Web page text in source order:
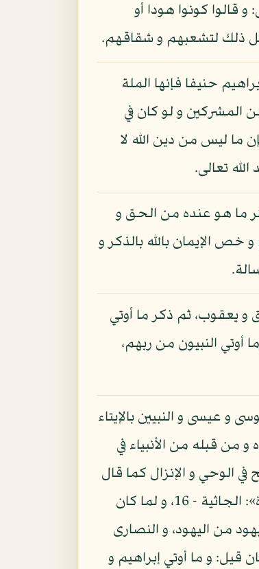
قالوا كونوا هودا أو
كل ذلك لتشعبهم و شقاقهم.
حنيفا فإنها الملة
المشركين و لو كان في
ما ليس من دين الله لا
تعالى.
ذكر ما هو عنده من الحق و
خص الإيمان بالله بالذكر و
و يعقوب، ثم ذكر ما أوتي
النبيون من ربهم،
و عيسى و النبيين بالإيتاء
من قبله من الأنبياء في
- 89، لكن لفظ الإيتاء ليس بصريح في الوحي و الإنزال كما قال
تعالى: «و لقد آتينا لقمان الحكمة»: لقمان - 12، و قال: «و لقد آتينا بني إسرائيل الكتاب و الحكم و النبوة»: الجاثية - 16، و لما كان
من اليهود، و النصارى
قيل: و ما أوتي إبراهيم و